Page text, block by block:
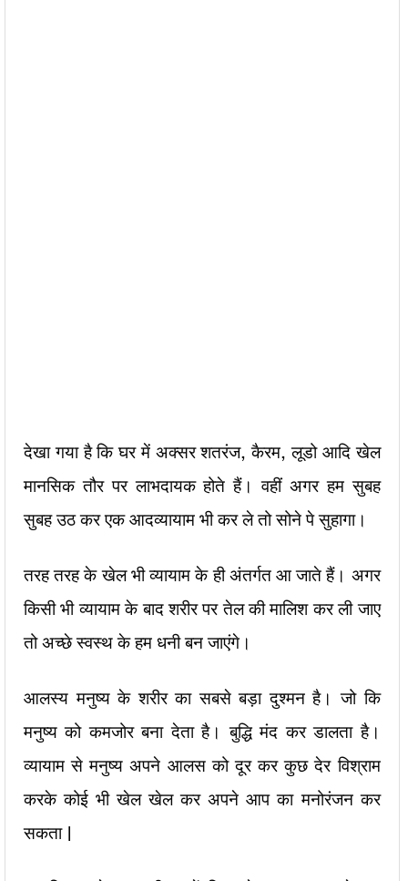
देखा गया है कि घर में अक्सर शतरंज, कैरम, लूडो आदि खेल
मानसिक तौर पर लाभदायक होते हैं। वहीं अगर हम सुबह
सुबह उठ कर एक आदव्यायाम भी कर ले तो सोने पे सुहागा।
तरह तरह के खेल भी व्यायाम के ही अंतर्गत आ जाते हैं। अगर
किसी भी व्यायाम के बाद शरीर पर तेल की मालिश कर ली जाए
तो अच्छे स्वस्थ के हम धनी बन जाएंगे।
आलस्य मनुष्य के शरीर का सबसे बड़ा दुश्मन है। जो कि
मनुष्य को कमजोर बना देता है। बुद्धि मंद कर डालता है।
व्यायाम से मनुष्य अपने आलस को दूर कर कुछ देर विश्राम
करके कोई भी खेल खेल कर अपने आप का मनोरंजन कर
सकता |